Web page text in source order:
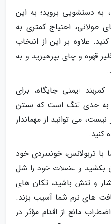
به دستشویی بروید؛ به این
طولانی، احتیاج کمتری به
علاوه بر این از انتخاب
قهوه و چای بپرهیزید و به
ایمنی جایگاه، برای
به حدی تنگ است که بستن
می توانید از مهماندار
کنید.
با تربولانس، خونسردی خود
بکشید و عضلات خود را شل
و تنش باشید، تکان های
های نرم شما آسیب بزند.
مانع از اقدام مؤثر در